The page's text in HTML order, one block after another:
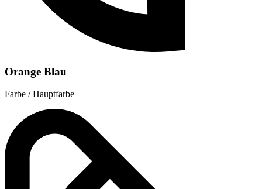
Orange Blau
Farbe / Hauptfarbe